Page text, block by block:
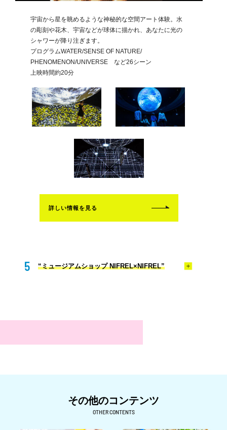
宇宙から星を眺めるような神秘的な空間アート体験。水
の彫刻や花木、宇宙などが球体に描かれ、あなたに光の
シャワーが降り注ぎます。
プログラムWATER/SENSE OF NATURE/
PHENOMENON/UNIVERSE など26シーン
上映時間約20分
詳しい情報を見る
5 “ミュージアムショップ NIFREL×NIFREL”
その他のコンテンツ
OTHER CONTENTS